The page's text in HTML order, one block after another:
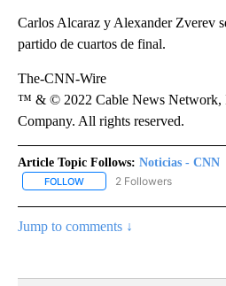
Carlos Alcaraz y Alexander Zverev
partido de cuartos de final.
The-CNN-Wire
™ & © 2022 Cable News Network,
Company. All rights reserved.
Article Topic Follows: Noticias - CNN
FOLLOW FOLLOW "NOTICIAS - CNN"
2 Followers
Jump to comments ↓